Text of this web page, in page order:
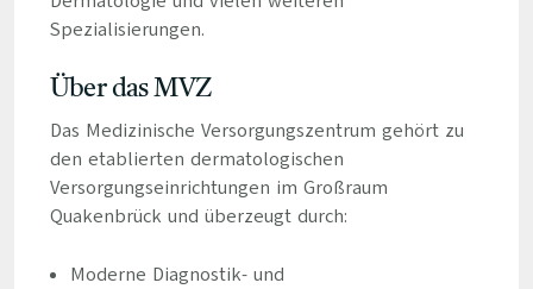
Spezialisierungen.
Über das MVZ
Das Medizinische Versorgungszentrum gehört zu
den etablierten dermatologischen
Versorgungseinrichtungen im Großraum
Quakenbrück und überzeugt durch:
Moderne Diagnostik- und